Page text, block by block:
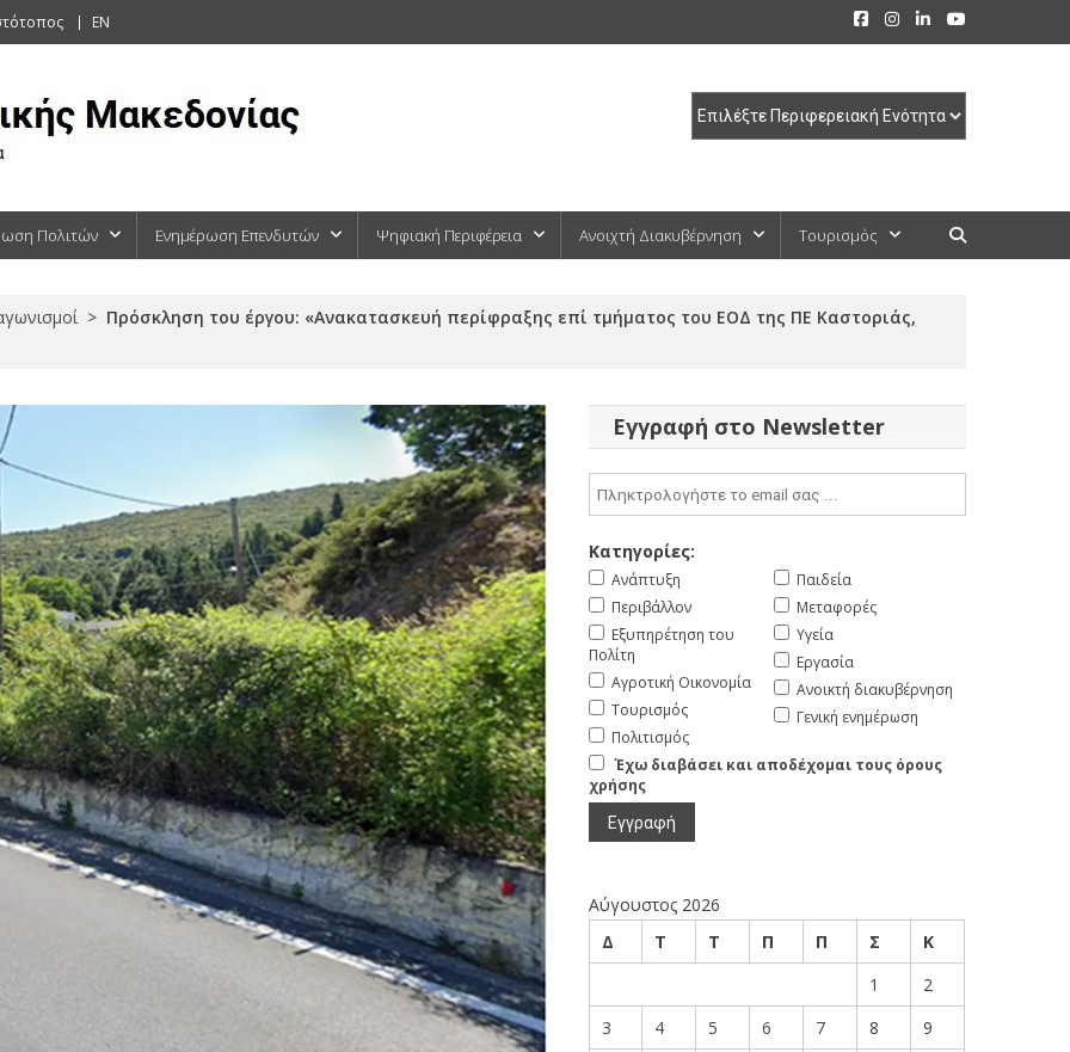
EN
Πολιτών Ενημέρωση Επενδυτών Ψηφιακή Περιφέρεια Ανοιχτή Διακυβέρνηση Τουρισμός
> Πρόσκληση του έργου: «Ανακατασκευή περίφραξης επί τμήματος του ΕΟΔ της ΠΕ Καστοριάς,
Εγγραφή στο Newsletter
Κατηγορίες:
Ανάπτυξη
Περιβάλλον
Εξυπηρέτηση του
Πολίτη
Αγροτική Οικονομία
Τουρισμός
Πολιτισμός
Παιδεία
Μεταφορές
Υγεία
Εργασία
Ανοικτή διακυβέρνηση
Γενική ενημέρωση
Έχω διαβάσει και αποδέχομαι τους όρους
χρήσης
Αύγουστος 2026
Δ
Τ Τ Π Π Σ
Κ
1
2
3
4 5 6 7 8
9